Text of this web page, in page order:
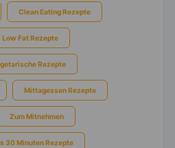
Clean Eating Rezepte
Low Fat Rezepte
Rezepte
Mittagessen Rezepte
Zum Mitnehmen
30 Minuten Rezepte